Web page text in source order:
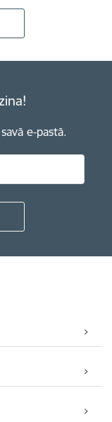
e-pastā.